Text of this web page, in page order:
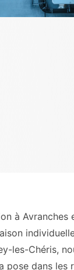
à
les-Chéris,
dans les